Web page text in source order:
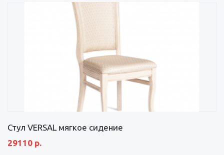
Стул VERSAL мягкое сидение
29110 р.